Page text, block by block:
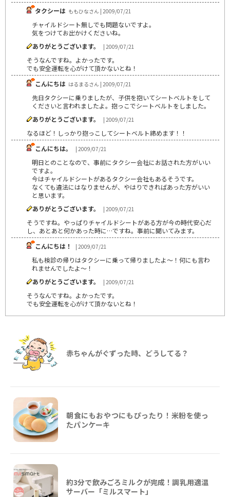
タクシーは ももひなさん | 2009/07/21
チャイルドシート無しでも問題ないですよ。
気をつけてお出かけくださいね。
ありがとうございます。
| 2009/07/21
そうなんですね。よかったです。
でも安全運転を心がけて頂かないとね！
こんにちは はるまるさん | 2009/07/21
先日タクシーに乗りましたが、子供を抱いてシートベルトをして
くださいと言われましたよ。抱っこでシートベルトをしました。
ありがとうございます。
| 2009/07/21
なるほど！しっかり抱っこしてシートベルト締めます！！
こんにちは。
| 2009/07/21
明日とのことなので、事前にタクシー会社にお話された方がいい
ですよ。
今はチャイルドシートがあるタクシー会社もあるそうです。
なくても違法にはなりませんが、やはりできればあった方がいい
と思います。
ありがとうございます。
| 2009/07/21
そうですね。やっぱりチャイルドシートがある方が今の時代安心だ
し、あとあと何かあった時に…ですね。事前に聞いてみます。
こんにちは！
| 2009/07/21
私も検診の帰りはタクシーに乗って帰りましたよ～！何にも言わ
れませんでしたよ～！
ありがとうございます。
| 2009/07/21
そうなんですね。よかったです。
でも安全運転を心がけて頂かないとね！
赤ちゃんがぐずった時、どうしてる？
朝食にもおやつにもぴったり！米粉を使っ
たパンケーキ
約3分で飲みごろミルクが完成！調乳用適温
サーバー「ミルスマート」